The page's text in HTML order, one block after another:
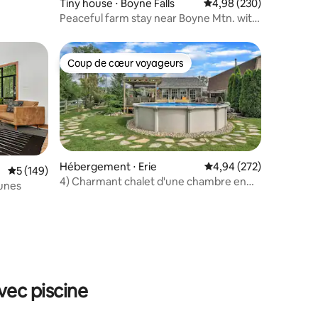
Tiny house ⋅ Boyne Falls Évaluation moyenne
4,98 (230)
Peaceful farm stay near Boyne Mtn. with
: 4,95 sur 5
appréciés
Évaluation moyenne sur la base de 149 commentaires : 5 sur 5
5 (149)
Coup de cœur voyageurs
Coup de cœur voyageurs
Hébergement ⋅ Erie Évaluation moyenne
4,94 (272)
4) Charmant chalet d'une chambre en
piscine